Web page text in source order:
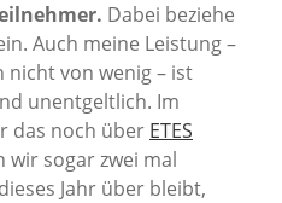
Dabei beziehe
Auch meine Leistung –
von wenig – ist
unentgeltlich. Im
das noch über ETES
sogar zwei mal
Jahr über bleibt,